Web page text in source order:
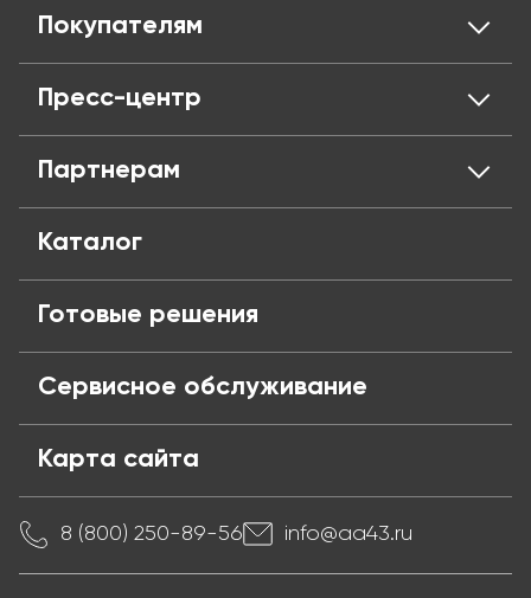
Отзывы
Адреса магазинов
Вакансии
Политика конфиденциальности
Публичная оферта
Покупателям
Оплата и кредит
Обмен и возврат
Частые вопросы
Пресс-центр
Блог
Партнерам
Каталог
Готовые решения
Сервисное обслуживание
Карта сайта
8 (800) 250-89-56 info@aa43.ru